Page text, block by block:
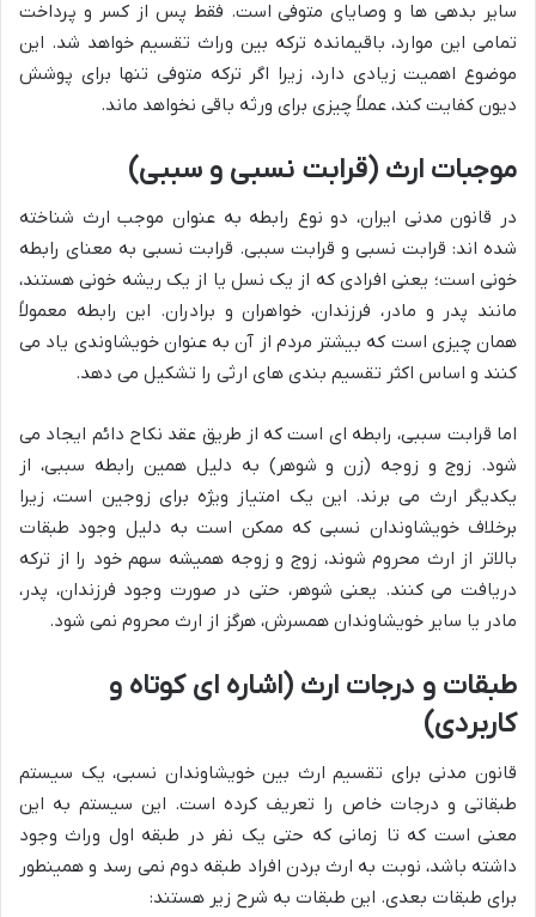
سایر بدهی ها و وصایای متوفی است. فقط پس از کسر و پرداخت
تمامی این موارد، باقیمانده ترکه بین وراث تقسیم خواهد شد. این
موضوع اهمیت زیادی دارد، زیرا اگر ترکه متوفی تنها برای پوشش
دیون کفایت کند، عملاً چیزی برای ورثه باقی نخواهد ماند.
موجبات ارث (قرابت نسبی و سببی)
در قانون مدنی ایران، دو نوع رابطه به عنوان موجب ارث شناخته
شده اند: قرابت نسبی و قرابت سببی. قرابت نسبی به معنای رابطه
خونی است؛ یعنی افرادی که از یک نسل یا از یک ریشه خونی هستند،
مانند پدر و مادر، فرزندان، خواهران و برادران. این رابطه معمولاً
همان چیزی است که بیشتر مردم از آن به عنوان خویشاوندی یاد می
کنند و اساس اکثر تقسیم بندی های ارثی را تشکیل می دهد.
اما قرابت سببی، رابطه ای است که از طریق عقد نکاح دائم ایجاد می
شود. زوج و زوجه (زن و شوهر) به دلیل همین رابطه سببی، از
یکدیگر ارث می برند. این یک امتیاز ویژه برای زوجین است، زیرا
برخلاف خویشاوندان نسبی که ممکن است به دلیل وجود طبقات
بالاتر از ارث محروم شوند، زوج و زوجه همیشه سهم خود را از ترکه
دریافت می کنند. یعنی شوهر، حتی در صورت وجود فرزندان، پدر،
مادر یا سایر خویشاوندان همسرش، هرگز از ارث محروم نمی شود.
طبقات و درجات ارث (اشاره ای کوتاه و
کاربردی)
قانون مدنی برای تقسیم ارث بین خویشاوندان نسبی، یک سیستم
طبقاتی و درجات خاص را تعریف کرده است. این سیستم به این
معنی است که تا زمانی که حتی یک نفر در طبقه اول وراث وجود
داشته باشد، نوبت به ارث بردن افراد طبقه دوم نمی رسد و همینطور
برای طبقات بعدی. این طبقات به شرح زیر هستند: